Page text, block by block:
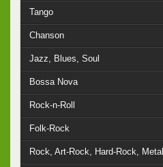
Tango
Chanson
Jazz, Blues, Soul
Bossa Nova
Rock-n-Roll
Folk-Rock
Rock, Art-Rock, Hard-Rock, Metal